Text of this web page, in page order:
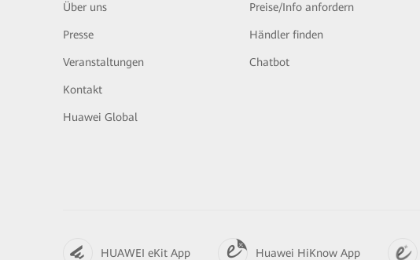
Über uns
Presse
Veranstaltungen
Kontakt
Huawei Global
Preise/Info anfordern
Händler finden
Chatbot
HUAWEI eKit App Huawei HiKnow App